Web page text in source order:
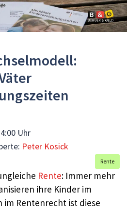
Uhr
Peter Kosick
Rente
Rente: Immer mehr
ihre Kinder im
im Rentenrecht ist diese